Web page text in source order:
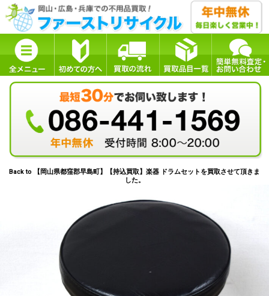
Back to 【岡山県都窪郡早島町】【持込買取】楽器 ドラムセットを買取させて頂きま
した。